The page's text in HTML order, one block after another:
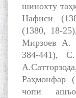
шинохту
Нафисӣ
(1380, 18-
Мирзоев А.
384-441),
Раҳмонфар
чопи